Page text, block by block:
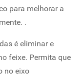
para melhorar a
.
é eliminar e
feixe. Permita que
no eixo